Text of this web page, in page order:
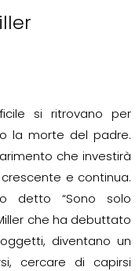
si ritrovano per
la morte del padre.
che investirà
e continua.
detto “Sono solo
che ha debuttato
diventano un
cercare di capirsi